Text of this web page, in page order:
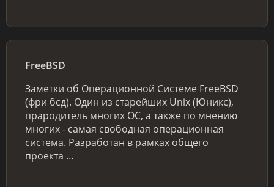
FreeBSD
Заметки об Операционной Системе FreeBSD
(фри бсд). Один из старейших Unix (Юникс),
прародитель многих ОС, а также по мнению
многих - самая свободная операционная
система. Разработан в рамках общего
проекта …